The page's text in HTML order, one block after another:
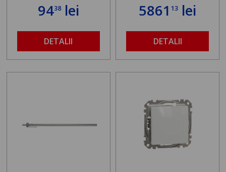
9438lei
DETALII
586113 lei
DETALII